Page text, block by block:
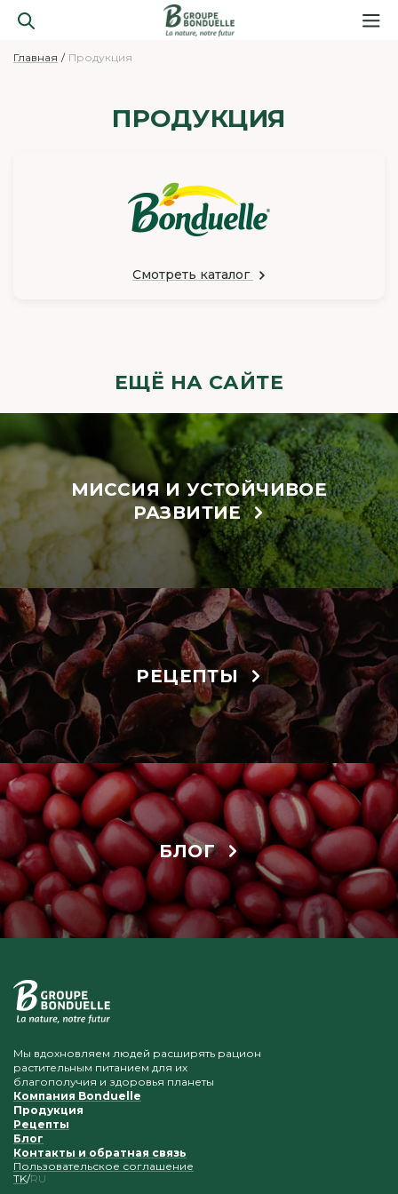
Главная Продукция
ПРОДУКЦИЯ
Смотреть каталог
ЕЩЁ НА САЙТЕ
МИССИЯ И УСТОЙЧИВОЕ
РАЗВИТИЕ
РЕЦЕПТЫ
БЛОГ
Мы вдохновляем людей расширять рацион
растительным питанием для их
благополучия и здоровья планеты
Компания Bonduelle
Продукция
Рецепты
Блог
Контакты и обратная связь
Пользовательское соглашение
TK RU